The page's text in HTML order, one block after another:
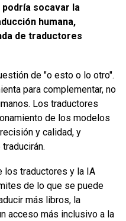
podría socavar la
humana,
de traductores
de "o esto o lo otro".
para complementar, no
Los traductores
de los modelos
y calidad, y
los traductores y la IA
de lo que se puede
más libros, la
acceso más inclusivo a la